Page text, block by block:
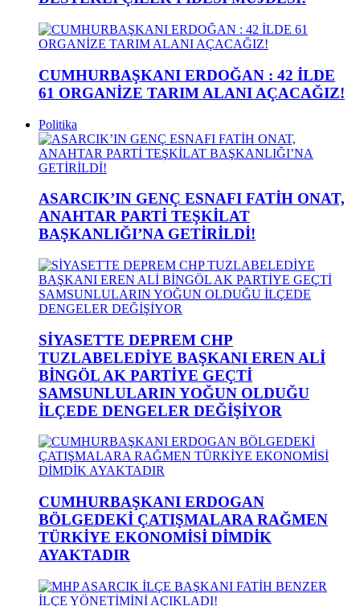
CUMHURBAŞKANI ERDOĞAN : 42 İLDE
61 ORGANİZE TARIM ALANI AÇACAĞIZ!
Politika
ASARCIK’IN GENÇ ESNAFI FATİH ONAT,
ANAHTAR PARTİ TEŞKİLAT
BAŞKANLIĞI’NA GETİRİLDİ!
SİYASETTE DEPREM CHP
TUZLABELEDİYE BAŞKANI EREN ALİ
BİNGÖL AK PARTİYE GEÇTİ
SAMSUNLULARIN YOĞUN OLDUĞU
İLÇEDE DENGELER DEĞİŞİYOR
CUMHURBAŞKANI ERDOGAN
BÖLGEDEKİ ÇATIŞMALARA RAĞMEN
TÜRKİYE EKONOMİSİ DİMDİK
AYAKTADIR